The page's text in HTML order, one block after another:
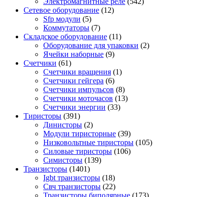
Сетевое оборудование (12)
Sfp модули (5)
Коммутаторы (7)
Складское оборудование (11)
Оборудование для упаковки (2)
Ячейки наборные (9)
Счетчики (61)
Счетчики вращения (1)
Счетчики гейгера (6)
Счетчики импульсов (8)
Счетчики моточасов (13)
Счетчики энергии (33)
Тиристоры (391)
Динисторы (2)
Модули тиристорные (39)
Низковольтные тиристоры (105)
Силовые тиристоры (106)
Симисторы (139)
Транзисторы (1401)
Igbt транзисторы (18)
Свч транзисторы (22)
Транзисторы биполярные (173)